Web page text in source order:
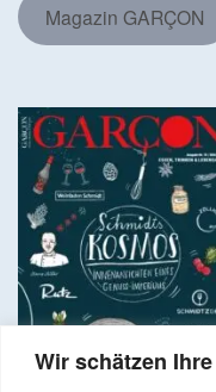
Wir schätzen
Magazin GARÇON